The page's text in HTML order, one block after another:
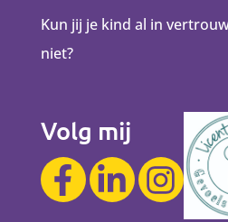
Kun jij je kind al in
niet?
Volg mij